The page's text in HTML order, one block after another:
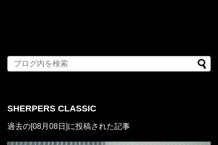
SHERPERS CLASSIC
過去の[08月08日]に投稿された記事